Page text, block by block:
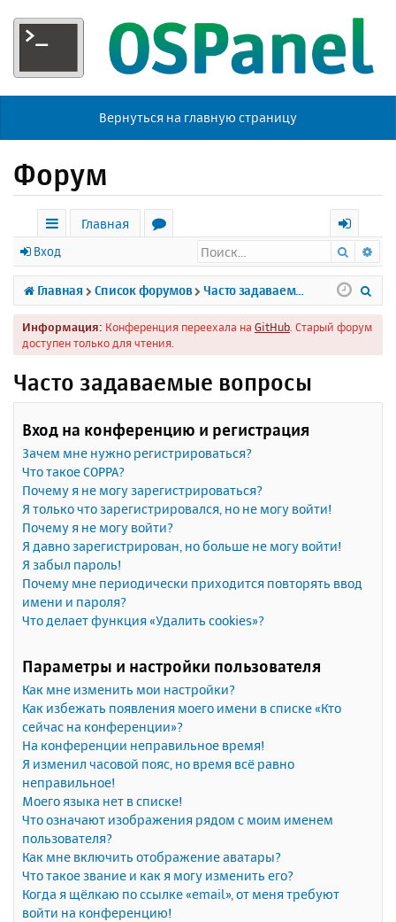
Вернуться на главную страницу
Форум
с
ы
л
к
Главная
р
у
м
х
о
д
Вход Поиск
Главная Список форумов Часто задаваемые вопросы
Информация: Конференция переехала на GitHub . Старый форум
доступен только для чтения.
Часто задаваемые вопросы
Вход на конференцию и регистрация
Зачем мне нужно регистрироваться?
Что такое COPPA?
Почему я не могу зарегистрироваться?
Я только что зарегистрировался, но не могу войти!
Почему я не могу войти?
Я давно зарегистрирован, но больше не могу войти!
Я забыл пароль!
Почему мне периодически приходится повторять ввод
имени и пароля?
Что делает функция «Удалить cookies»?
Параметры и настройки пользователя
Как мне изменить мои настройки?
Как избежать появления моего имени в списке «Кто
сейчас на конференции»?
На конференции неправильное время!
Я изменил часовой пояс, но время всё равно
неправильное!
Моего языка нет в списке!
Что означают изображения рядом с моим именем
пользователя?
Как мне включить отображение аватары?
Что такое звание и как я могу изменить его?
Когда я щёлкаю по ссылке «email», от меня требуют
войти на конференцию!